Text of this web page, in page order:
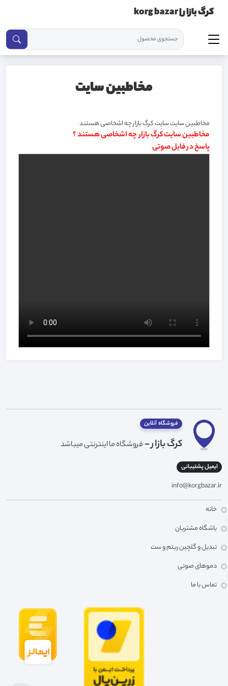
کرگ بازار | korg bazar
مخاطبین سایت
مخاطبین سایت سایت کرگ بازار چه اشخاصی هستند
مخاطبین سایت کرگ بازار چه اشخاصی هستند ؟
پاسخ در فایل صوتی
فروشگاه آنلاین
کرگ بازار - فروشگاه ما اینترنتی میباشد
ایمیل پشتیبانی
info@korgbazar.ir
خانه
باشگاه مشتریان
تبدیل و گلچین ریتم و ست
دموهای صوتی
تماس با ما